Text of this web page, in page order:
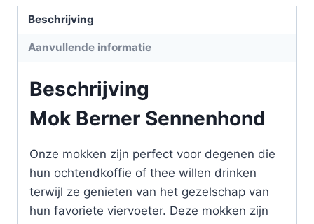
Beschrijving
Aanvullende informatie
Beschrijving
Mok Berner Sennenhond
Onze mokken zijn perfect voor degenen die
hun ochtendkoffie of thee willen drinken
terwijl ze genieten van het gezelschap van
hun favoriete viervoeter. Deze mokken zijn